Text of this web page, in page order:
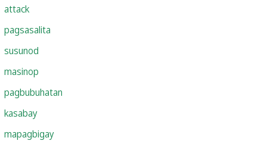
attack
pagsasalita
susunod
masinop
pagbubuhatan
kasabay
mapagbigay